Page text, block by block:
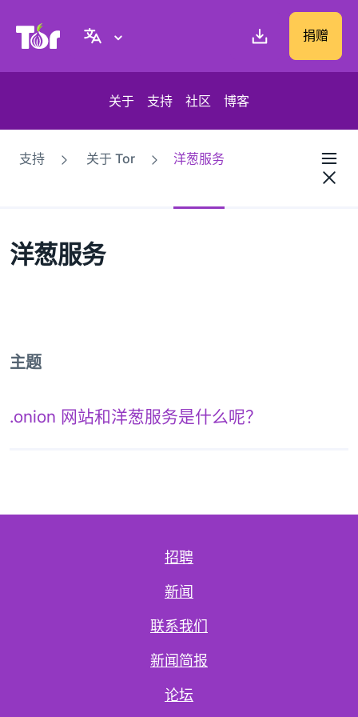
Tor Project 网站 捐赠
关于 支持 社区 博客
支持 关于 Tor 洋葱服务
洋葱服务
主题
.onion 网站和洋葱服务是什么呢？
招聘
新闻
联系我们
新闻简报
论坛